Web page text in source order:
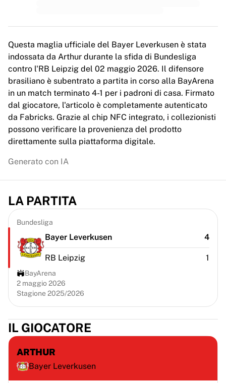
Calcio femminile statunitense
NWSL
OL Lyonnes
Paris Saint-Germain Féminines
Arsenal WFC
Esplora per paese
Basket
Highlights
Charlotte Hornets
Chicago Bulls
LA Clippers
Virtus Bologna
Visualizza tutto il basket
Le migliori squadre NBA
Charlotte Hornets
Chicago Bulls
Portland Trail Blazers
LA Clippers
Visualizza tutta la NBA
Le migliori squadre europee
Beşiktaş Gain
Fenerbahçe Basketbol
Virtus Bologna
Guerri Napoli
Altri sport
Ciclismo
Questa maglia ufficiale del Bayer Leverkusen è stata
indossata da Arthur durante la sfida di Bundesliga
contro l'RB Leipzig del 02 maggio 2026. Il difensore
brasiliano è subentrato a partita in corso alla BayArena
in un match terminato 4-1 per i padroni di casa. Firmato
dal giocatore, l'articolo è completamente autenticato
da Fabricks. Grazie al chip NFC integrato, i collezionisti
possono verificare la provenienza del prodotto
direttamente sulla piattaforma digitale.
Generato con IA
LA PARTITA
Bundesliga
Bayer Leverkusen 4
RB Leipzig 1
BayArena
2 maggio 2026
Stagione 2025/2026
IL GIOCATORE
ARTHUR
Bayer Leverkusen